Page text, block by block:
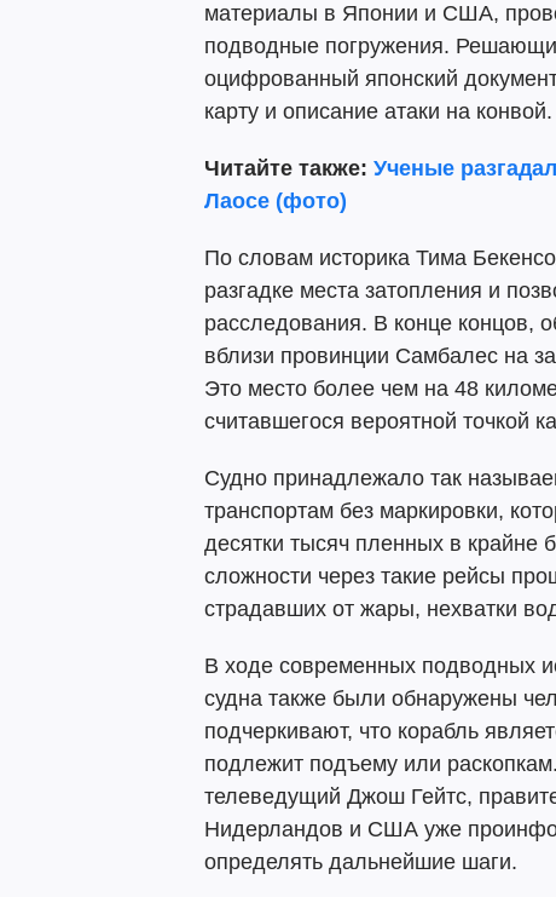
материалы в Японии и США,
подводные погружения.
оцифрованный японский
карту и описание атаки на конвой.
Читайте также: Ученые
Лаосе (фото)
По словам историка Тима
разгадке места затопления и
расследования. В конце концов,
вблизи провинции Самбалес на
Это место более чем на 48
считавшегося вероятной точкой
Судно принадлежало так
транспортам без маркировки,
десятки тысяч пленных в крайне
сложности через такие рейсы
страдавших от жары, нехватки
В ходе современных подводных
судна также были обнаружены
подчеркивают, что корабль
подлежит подъему или
телеведущий Джош Гейтс,
Нидерландов и США уже
определять дальнейшие шаги.